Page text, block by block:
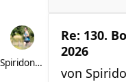
Spiridon08
Re: 130.
2026
von